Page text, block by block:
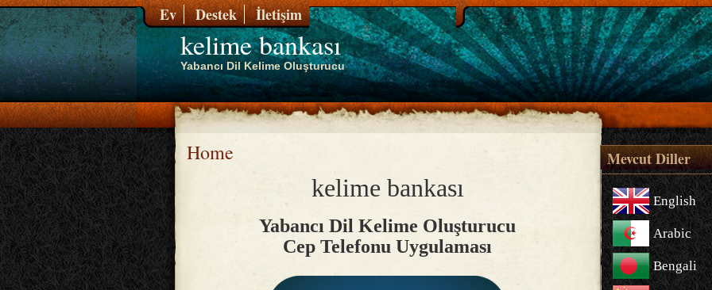
kelime bankası
Yabancı Dil Kelime Oluşturucu
Ev Destek İletişim
Home
kelime bankası
Yabancı Dil Kelime Oluşturucu
Cep Telefonu Uygulaması
Mevcut Diller
English
Arabic
Bengali